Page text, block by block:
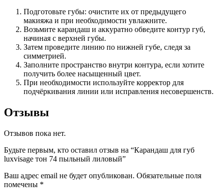
Подготовьте губы: очистите их от предыдущего
макияжа и при необходимости увлажните.
Возьмите карандаш и аккуратно обведите контур губ,
начиная с верхней губы.
Затем проведите линию по нижней губе, следя за
симметрией.
Заполните пространство внутри контура, если хотите
получить более насыщенный цвет.
При необходимости используйте корректор для
подчёркивания линии или исправления несовершенств.
Отзывы
Отзывов пока нет.
Будьте первым, кто оставил отзыв на “Карандаш для губ
luxvisage тон 74 пыльный лиловый”
Ваш адрес email не будет опубликован. Обязательные поля
помечены *